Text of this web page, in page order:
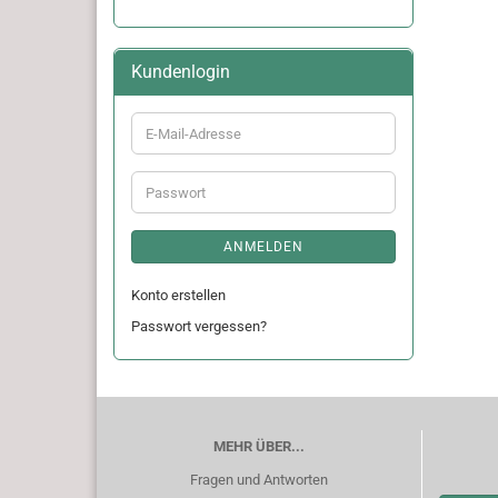
Kundenlogin
E-
Mail-
Adresse
Passwort
ANMELDEN
Konto erstellen
Passwort vergessen?
MEHR ÜBER...
Fragen und Antworten